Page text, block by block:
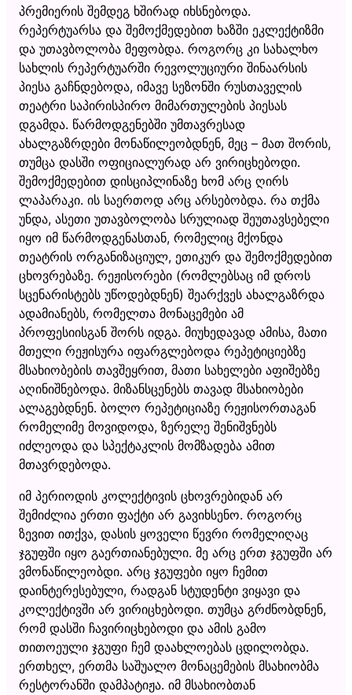
პრემიერის შემდეგ ხშირად იხსნებოდა.
რეპერტუარსა და შემოქმედებით ხაზში ეკლექტიზმი
და უთავბოლობა მეფობდა. როგორც კი სახალხო
სახლის რეპერტუარში რევოლუციური შინაარსის
პიესა გაჩნდებოდა, იმავე სეზონში რუსთაველის
თეატრი საპირისპირო მიმართულების პიესას
დგამდა. წარმოდგენებში უმთავრესად
ახალგაზრდები მონაწილეობდნენ, მეც – მათ შორის,
თუმცა დასში ოფიციალურად არ ვირიცხებოდი.
შემოქმედებით დისციპლინაზე ხომ არც ღირს
ლაპარაკი. ის საერთოდ არც არსებობდა. რა თქმა
უნდა, ასეთი უთავბოლობა სრულიად შეუთავსებელი
იყო იმ წარმოდგენასთან, რომელიც მქონდა
თეატრის ორგანიზაციულ, ეთიკურ და შემოქმედებით
ცხოვრებაზე. რეჟისორები (რომლებსაც იმ დროს
სცენარისტებს უწოდებდნენ) შეარქვეს ახალგაზრდა
ადამიანებს, რომელთა მონაცემები ამ
პროფესიისგან შორს იდგა. მიუხედავად ამისა, მათი
მთელი რეჟისურა იფარგლებოდა რეპეტიციებზე
მსახიობების თავშეყრით, მათი სახელები აფიშებზე
აღინიშნებოდა. მიზანსცენებს თავად მსახიობები
ალაგებდნენ. ბოლო რეპეტიციაზე რეჟისორთაგან
რომელიმე მოვიდოდა, ზერელე შენიშვნებს
იძლეოდა და სპექტაკლის მომზადება ამით
მთავრდებოდა.
იმ პერიოდის კოლექტივის ცხოვრებიდან არ
შემიძლია ერთი ფაქტი არ გავიხსენო. როგორც
ზევით ითქვა, დასის ყოველი წევრი რომელიღაც
ჯგუფში იყო გაერთიანებული. მე არც ერთ ჯგუფში არ
ვმონაწილეობდი. არც ჯგუფები იყო ჩემით
დაინტერესებული, რადგან სტუდენტი ვიყავი და
კოლექტივში არ ვირიცხებოდი. თუმცა გრძნობდნენ,
რომ დასში ჩავირიცხებოდი და ამის გამო
თითოეული ჯგუფი ჩემ დაახლოებას ცდილობდა.
ერთხელ, ერთმა საშუალო მონაცემების მსახიობმა
რესტორანში დამპატიჟა. იმ მსახიობთან